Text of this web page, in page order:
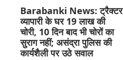
Barabanki News: ट्रैक्टर
व्यापारी के घर 19 लाख की
चोरी, 10 दिन बाद भी चोरों का
सुराग नहीं; असंद्रा पुलिस की
कार्यशैली पर उठे सवाल